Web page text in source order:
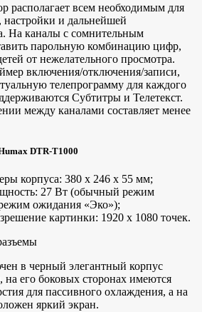
располагает всем необходимым для
настройки и дальнейшей
На каналы с сомнительным
парольную комбинацию цифр,
от нежелательного просмотра.
включения/отключения/записи,
телепрограмму для каждого
Субтитры и Телетекст.
между каналами составляет менее
DTR-T1000
корпуса: 380 х 246 х 55 мм;
27 Вт (обычный режим
ожидания «Эко»);
картинки: 1920 х 1080 точек.
в черный элегантный корпус
его боковых сторонах имеются
для пассивного охлаждения, а на
яркий экран.